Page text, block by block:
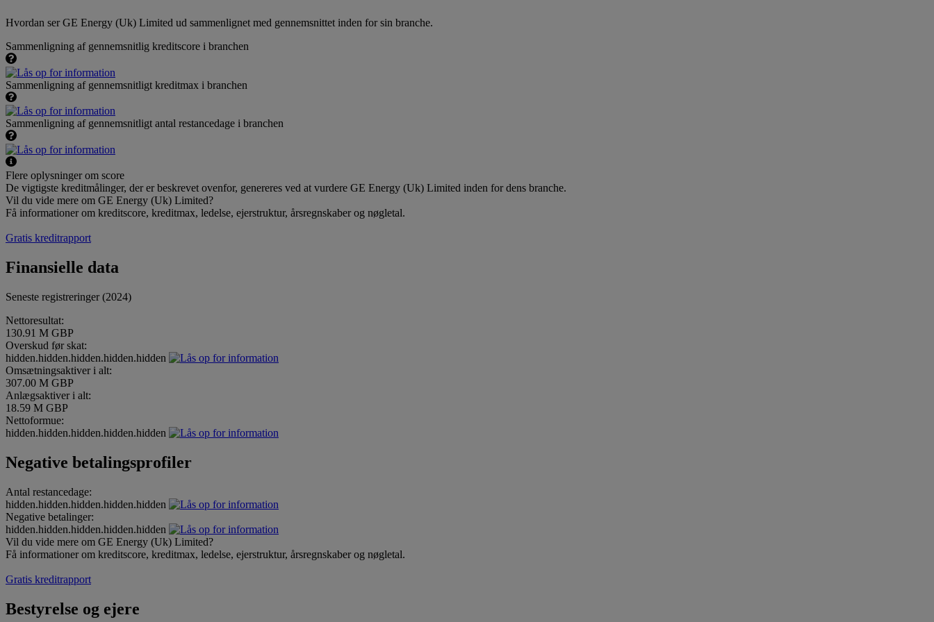
Hvordan ser GE Energy (Uk) Limited ud sammenlignet med gennemsnittet inden for sin branche.
Sammenligning af gennemsnitlig kreditscore i branchen
Sammenligning af gennemsnitligt kreditmax i branchen
Sammenligning af gennemsnitligt antal restancedage i branchen
Flere oplysninger om score
De vigtigste kreditmålinger, der er beskrevet ovenfor, genereres ved at vurdere GE Energy (Uk) Limited inden for dens branche.
Vil du vide mere om GE Energy (Uk) Limited?
Få informationer om kreditscore, kreditmax, ledelse, ejerstruktur, årsregnskaber og nøgletal.
Gratis kreditrapport
Finansielle data
Seneste registreringer (2024)
Nettoresultat:
130.91 M GBP
Overskud før skat:
hidden.hidden.hidden.hidden.hidden
Omsætningsaktiver i alt:
307.00 M GBP
Anlægsaktiver i alt:
18.59 M GBP
Nettoformue:
hidden.hidden.hidden.hidden.hidden
Negative betalingsprofiler
Antal restancedage:
hidden.hidden.hidden.hidden.hidden
Negative betalinger:
hidden.hidden.hidden.hidden.hidden
Vil du vide mere om GE Energy (Uk) Limited?
Få informationer om kreditscore, kreditmax, ledelse, ejerstruktur, årsregnskaber og nøgletal.
Gratis kreditrapport
Bestyrelse og ejere